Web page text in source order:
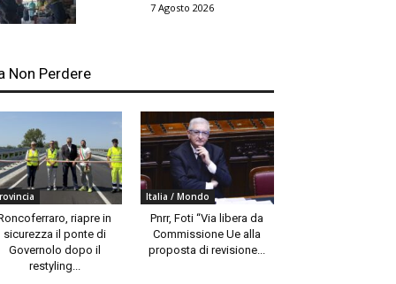
7 Agosto 2026
Non Perdere
riapre in
sicurezza il ponte di
Governolo dopo il
restyling...
Italia / Mondo
Pnrr, Foti “Via libera da
Commissione Ue alla
proposta di revisione...